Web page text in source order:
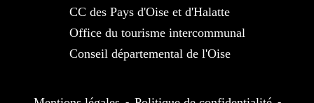
CC des Pays d'Oise et d'Halatte
Office du tourisme intercommunal
Conseil départemental de l'Oise